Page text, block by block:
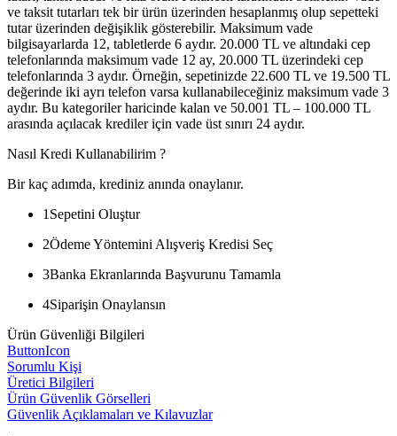
ve taksit tutarları tek bir ürün üzerinden hesaplanmış olup sepetteki
tutar üzerinden değişiklik gösterebilir. Maksimum vade
bilgisayarlarda 12, tabletlerde 6 aydır. 20.000 TL ve altındaki cep
telefonlarında maksimum vade 12 ay, 20.000 TL üzerindeki cep
telefonlarında 3 aydır. Örneğin, sepetinizde 22.600 TL ve 19.500 TL
değerinde iki ayrı telefon varsa kullanabileceğiniz maksimum vade 3
aydır. Bu kategoriler haricinde kalan ve 50.001 TL – 100.000 TL
arasında açılacak krediler için vade üst sınırı 24 aydır.
Nasıl Kredi Kullanabilirim ?
Bir kaç adımda, krediniz anında onaylanır.
1 Sepetini Oluştur
2Ödeme Yöntemini Alışveriş Kredisi Seç
3Banka Ekranlarında Başvurunu Tamamla
4Siparişin Onaylansın
Ürün Güvenliği Bilgileri
ButtonIcon
Sorumlu Kişi
Üretici Bilgileri
Ürün Güvenlik Görselleri
Güvenlik Açıklamaları ve Kılavuzlar